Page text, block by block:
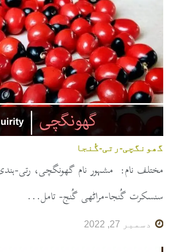
گھونگچی-رتی-گُنجا
مختلف نام: مشہور نام گھونگچی، رتی-
سنسکرت گُنجا-مراٹھی گُنج- تامل...
دسمبر 27, 2022